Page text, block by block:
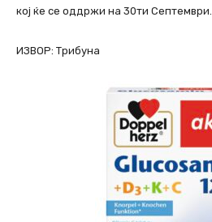
кој ќе се оддржи на 30ти Септември.
ИЗВОР: Трибуна